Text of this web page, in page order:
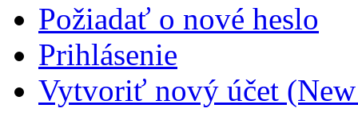
Požiadať o nové heslo
Prihlásenie
Vytvoriť nový účet